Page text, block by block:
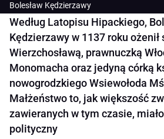
Bolesław Kędzierzawy
Według Latopisu Hipackiego,
Kędzierzawy w 1137 roku ożenił
Wierzchosławą, prawnuczką
Monomacha oraz jedyną córką
nowogrodzkiego Wsiewołoda
Małżeństwo to, jak większość
zawieranych w tym czasie,
polityczny